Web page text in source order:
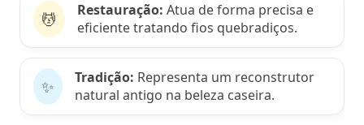
💆 Restauração: Atua de forma precisa e
eficiente tratando fios quebradiços.
✨ Tradição: Representa um reconstrutor
natural antigo na beleza caseira.